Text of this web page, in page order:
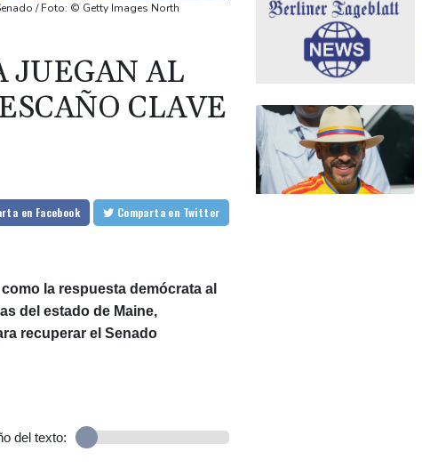
/ Foto: © Getty Images North
JUEGAN AL
CLAVE
en Facebook Comparta en Twitter
la respuesta demócrata al
del estado de Maine,
recuperar el Senado
del texto: